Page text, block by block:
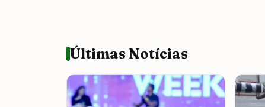
Últimas Notícias